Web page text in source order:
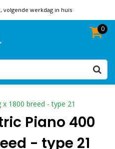
volgende werkdag in huis
met een 9,8
0
1800 breed - type 21
Piano 400
- type 21